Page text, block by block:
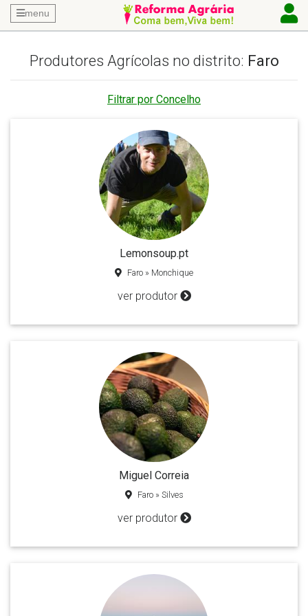
menu
Produtores Agrícolas no distrito: Faro
Filtrar por Concelho
Lemonsoup.pt
Faro » Monchique
ver produtor
Miguel Correia
Faro » Silves
ver produtor